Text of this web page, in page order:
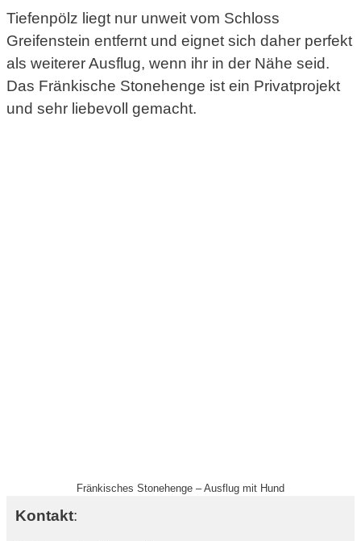
Tiefenpölz liegt nur unweit vom Schloss
Greifenstein entfernt und eignet sich daher perfekt
als weiterer Ausflug, wenn ihr in der Nähe seid.
Das Fränkische Stonehenge ist ein Privatprojekt
und sehr liebevoll gemacht.
Fränkisches Stonehenge – Ausflug mit Hund
Kontakt: